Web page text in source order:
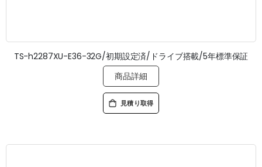
TS-h2287XU-E36-32G/初期設定済/ドライブ搭載/5年標準保証
商品詳細
見積り取得